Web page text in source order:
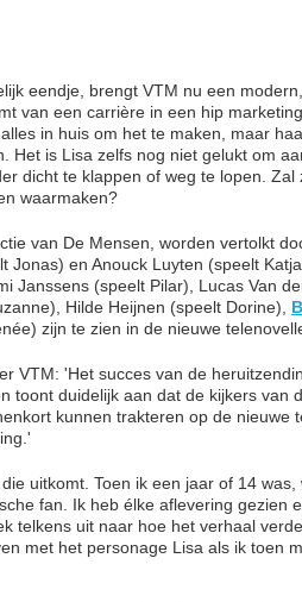
eendje, brengt VTM nu een
van een carrière in een hip
in huis om het te maken, maar
Het is Lisa zelfs nog niet gelukt om
dicht te klappen of weg te lopen. Zal
waarmaken?
van De Mensen, worden vertolkt
Jonas) en Anouck Luyten (speelt
Janssens (speelt Pilar), Lucas Van
Hilde Heijnen (speelt Dorine),
zijn te zien in de nieuwe
VTM: 'Het succes van de
toont duidelijk aan dat de kijkers van
kunnen trakteren op de nieuwe
uitkomt. Toen ik een jaar of 14
fan. Ik heb élke aflevering gezien
telkens uit naar hoe het verhaal
met het personage Lisa als ik toen